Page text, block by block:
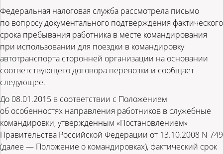
Федеральная налоговая служба рассмотрела письмо
по вопросу документального подтверждения фактического
срока пребывания работника в месте командирования
при использовании для поездки в командировку
автотранспорта сторонней организации на основании
соответствующего договора перевозки и сообщает
следующее.
До 08.01.2015 в соответствии с Положением
об особенностях направления работников в служебные
командировки, утвержденным «Постановлением»
Правительства Российской Федерации от 13.10.2008 N 749
(далее — Положение о командировках), фактический срок